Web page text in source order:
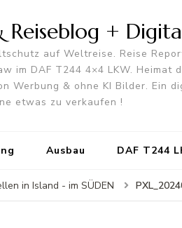
+
auf Weltreise. Reise
im DAF T244 4×4 LKW. Heimat
Werbung & ohne KI Bilder. Ein
etwas zu verkaufen !
Ausbau DAF T244
in Island - im SÜDEN